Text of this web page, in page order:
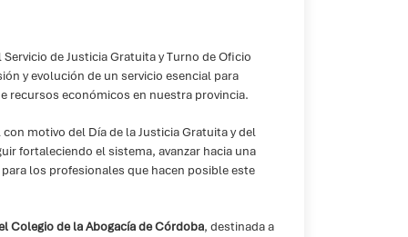
de Justicia Gratuita y Turno de Oficio
y evolución de un servicio esencial para
recursos económicos en nuestra provincia.
motivo del Día de la Justicia Gratuita y del
fortaleciendo el sistema, avanzar hacia una
los profesionales que hacen posible este
Colegio de la Abogacía de Córdoba, destinada a